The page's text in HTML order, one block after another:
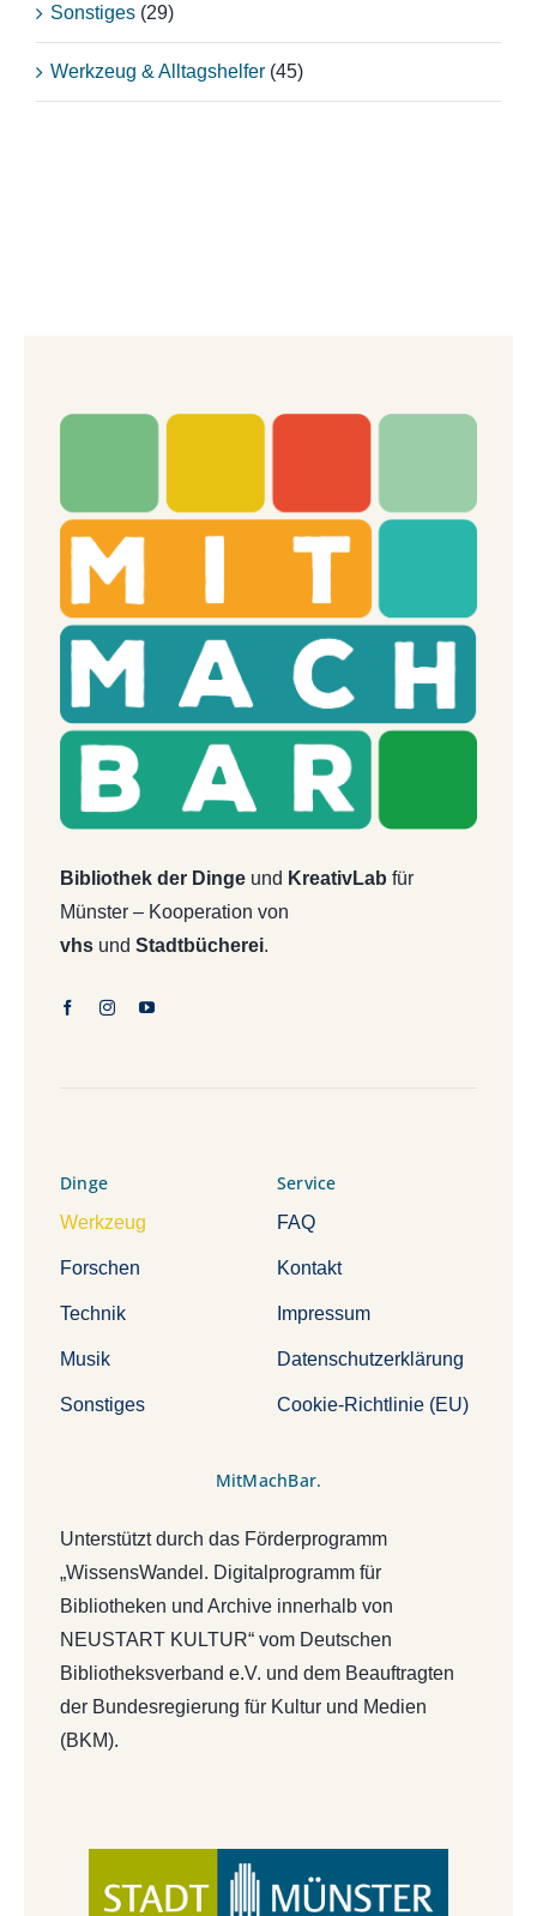
Sonstiges (29)
Werkzeug & Alltagshelfer (45)
Bibliothek der Dingeund KreativLab für
Münster – Kooperation von
vhsund Stadtbücherei.
Dinge
Werkzeug
Forschen
Technik
Musik
Sonstiges
Service
FAQ
Kontakt
Impressum
Datenschutzerklärung
Cookie-Richtlinie (EU)
MitMachBar.
Unterstützt durch das Förderprogramm
„WissensWandel. Digitalprogramm für
Bibliotheken und Archive innerhalb von
NEUSTART KULTUR“ vom Deutschen
Bibliotheksverband e.V. und dem Beauftragten
der Bundesregierung für Kultur und Medien
(BKM).